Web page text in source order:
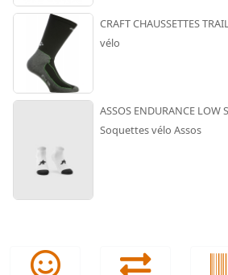
CRAFT CHAUSSETTES
vélo
ASSOS ENDURANCE LOW
Soquettes vélo Assos